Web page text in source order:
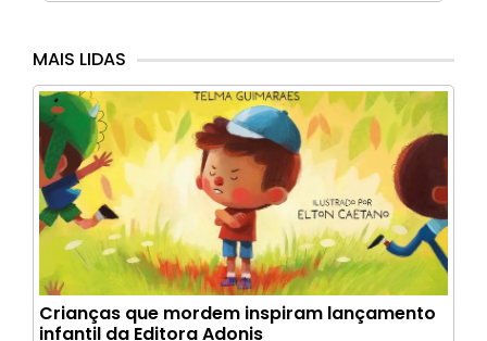
MAIS LIDAS
Crianças que mordem inspiram lançamento
infantil da Editora Adonis